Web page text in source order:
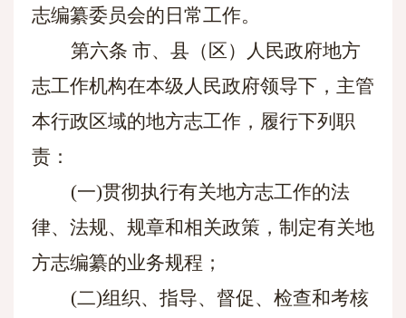
志编纂委员会的日常工作。
第六条 市、县（区）人民政府地方
志工作机构在本级人民政府领导下，主管
本行政区域的地方志工作，履行下列职
责：
(一)贯彻执行有关地方志工作的法
律、法规、规章和相关政策，制定有关地
方志编纂的业务规程；
(二)组织、指导、督促、检查和考核